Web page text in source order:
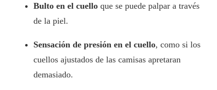
Bulto en el cuello que se puede palpar a través
de la piel.
Sensación de presión en el cuello, como si los
cuellos ajustados de las camisas apretaran
demasiado.